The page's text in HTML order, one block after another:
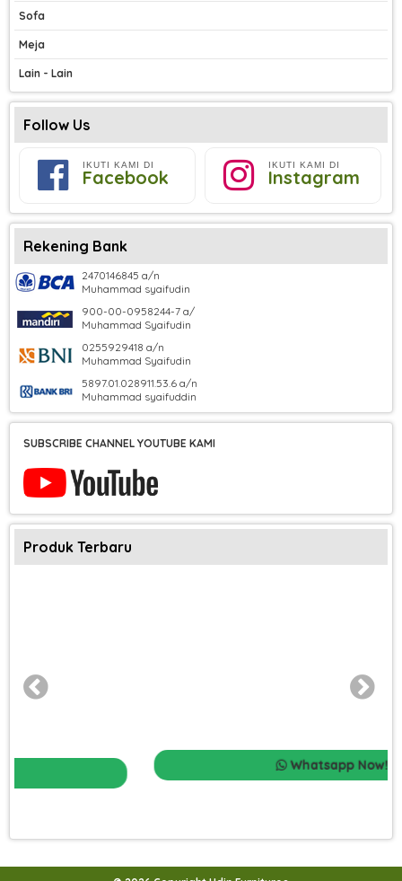
Sofa
Meja
Lain - Lain
Follow Us
IKUTI KAMI DI
Facebook
IKUTI KAMI DI
Instagram
Rekening Bank
2470146845 a/n
Muhammad syaifudin
900-00-0958244-7 a/
Muhammad Syaifudin
0255929418 a/n
Muhammad Syaifudin
5897.01.028911.53.6 a/n
Muhammad syaifuddin
SUBSCRIBE CHANNEL YOUTUBE KAMI
Produk Terbaru
Whatsapp Now!